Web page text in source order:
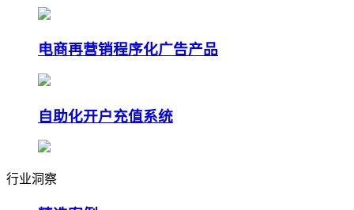
电商再营销程序化广告产品
自助化开户充值系统
行业洞察